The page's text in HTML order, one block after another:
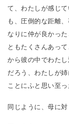
て、わたしが感じ
も、圧倒的な距離
なりに仲が良かっ
ともたくさんあっ
から彼の中でわた
だろう、わたしが
ことにふと思い至
同じように、母に